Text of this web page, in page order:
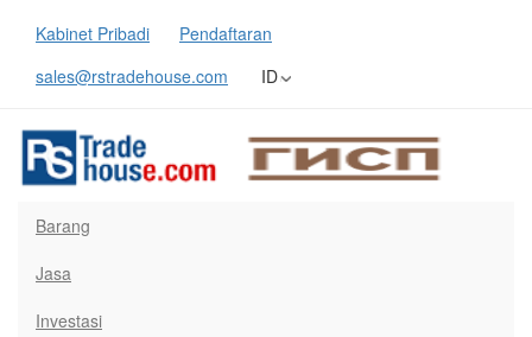
Kabinet Pribadi
Pendaftaran
sales@rstradehouse.com
ID
Barang
Jasa
Investasi